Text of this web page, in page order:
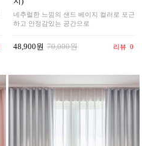
네추럴한 느낌의 샌드 베이지 컬러로 포근
하고 안정감있는 공간으로
48,900원 70,000원 리뷰 0